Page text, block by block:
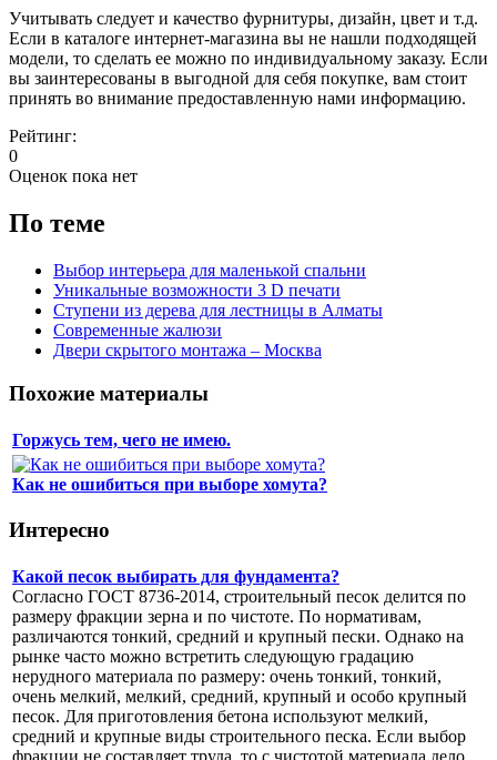
Учитывать следует и качество фурнитуры, дизайн, цвет и т.д.
Если в каталоге интернет-магазина вы не нашли подходящей
модели, то сделать ее можно по индивидуальному заказу. Если
вы заинтересованы в выгодной для себя покупке, вам стоит
принять во внимание предоставленную нами информацию.
Рейтинг:
0
Оценок пока нет
По теме
Выбор интерьера для маленькой спальни
Уникальные возможности 3 D печати
Ступени из дерева для лестницы в Алматы
Современные жалюзи
Двери скрытого монтажа – Москва
Похожие материалы
Горжусь тем, чего не имею.
Как не ошибиться при выборе хомута?
Интересно
Какой песок выбирать для фундамента?
Согласно ГОСТ 8736-2014, строительный песок делится по
размеру фракции зерна и по чистоте. По нормативам,
различаются тонкий, средний и крупный пески. Однако на
рынке часто можно встретить следующую градацию
нерудного материала по размеру: очень тонкий, тонкий,
очень мелкий, мелкий, средний, крупный и особо крупный
песок. Для приготовления бетона используют мелкий,
средний и крупные виды строительного песка. Если выбор